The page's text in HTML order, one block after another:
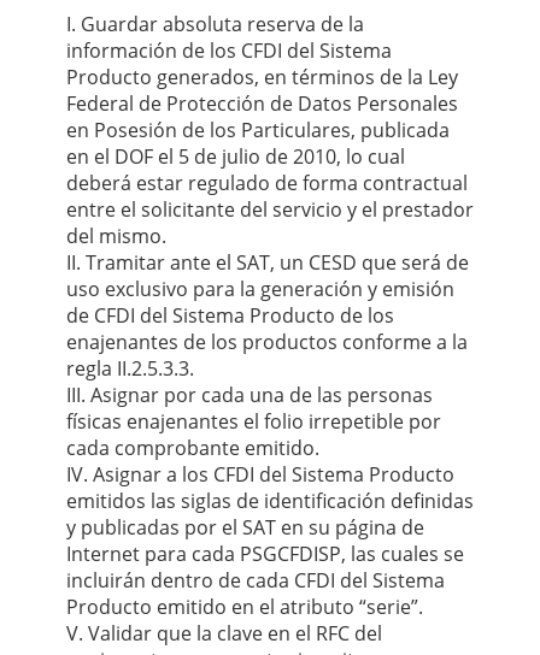
I. Guardar absoluta reserva de la
información de los CFDI del Sistema
Producto generados, en términos de la Ley
Federal de Protección de Datos Personales
en Posesión de los Particulares, publicada
en el DOF el 5 de julio de 2010, lo cual
deberá estar regulado de forma contractual
entre el solicitante del servicio y el prestador
del mismo.
II. Tramitar ante el SAT, un CESD que será de
uso exclusivo para la generación y emisión
de CFDI del Sistema Producto de los
enajenantes de los productos conforme a la
regla II.2.5.3.3.
III. Asignar por cada una de las personas
físicas enajenantes el folio irrepetible por
cada comprobante emitido.
IV. Asignar a los CFDI del Sistema Producto
emitidos las siglas de identificación definidas
y publicadas por el SAT en su página de
Internet para cada PSGCFDISP, las cuales se
incluirán dentro de cada CFDI del Sistema
Producto emitido en el atributo “serie”.
V. Validar que la clave en el RFC del